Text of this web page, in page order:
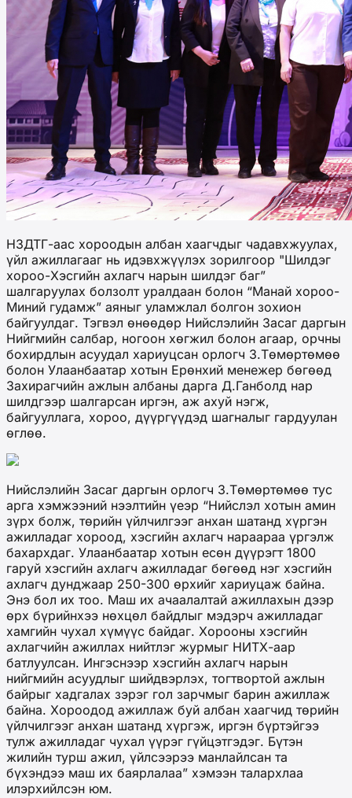
НЗДТГ-аас хороодын албан хаагчдыг чадавхжуулах,
үйл ажиллагааг нь идэвхжүүлэх зорилгоор "Шилдэг
хороо-Хэсгийн ахлагч нарын шилдэг баг”
шалгаруулах болзолт уралдаан болон “Манай хороо-
Миний гудамж” аяныг уламжлал болгон зохион
байгуулдаг. Тэгвэл өнөөдөр Нийслэлийн Засаг даргын
Нийгмийн салбар, ногоон хөгжил болон агаар, орчны
бохирдлын асуудал хариуцсан орлогч З.Төмөртөмөө
болон Улаанбаатар хотын Ерөнхий менежер бөгөөд
Захирагчийн ажлын албаны дарга Д.Ганболд нар
шилдгээр шалгарсан иргэн, аж ахуй нэгж,
байгууллага, хороо, дүүргүүдэд шагналыг гардуулан
өглөө.
Нийслэлийн Засаг даргын орлогч З.Төмөртөмөө тус
арга хэмжээний нээлтийн үеэр “Нийслэл хотын амин
зүрх болж, төрийн үйлчилгээг анхан шатанд хүргэн
ажилладаг хороод, хэсгийн ахлагч нараараа үргэлж
бахархдаг. Улаанбаатар хотын есөн дүүрэгт 1800
гаруй хэсгийн ахлагч ажилладаг бөгөөд нэг хэсгийн
ахлагч дунджаар 250-300 өрхийг хариуцаж байна.
Энэ бол их тоо. Маш их ачаалалтай ажиллахын дээр
өрх бүрийнхээ нөхцөл байдлыг мэдэрч ажилладаг
хамгийн чухал хүмүүс байдаг. Хорооны хэсгийн
ахлагчийн ажиллах нийтлэг журмыг НИТХ-аар
батлуулсан. Ингэснээр хэсгийн ахлагч нарын
нийгмийн асуудлыг шийдвэрлэх, тогтвортой ажлын
байрыг хадгалах зэрэг гол зарчмыг барин ажиллаж
байна. Хороодод ажиллаж буй албан хаагчид төрийн
үйлчилгээг анхан шатанд хүргэж, иргэн бүртэйгээ
тулж ажилладаг чухал үүрэг гүйцэтгэдэг. Бүтэн
жилийн турш ажил, үйлсээрээ манлайлсан та
бүхэндээ маш их баярлалаа” хэмээн талархлаа
илэрхийлсэн юм.